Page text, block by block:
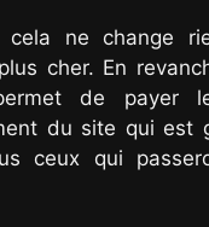
cela ne change
cher. En
de payer
du site qui est
ceux qui